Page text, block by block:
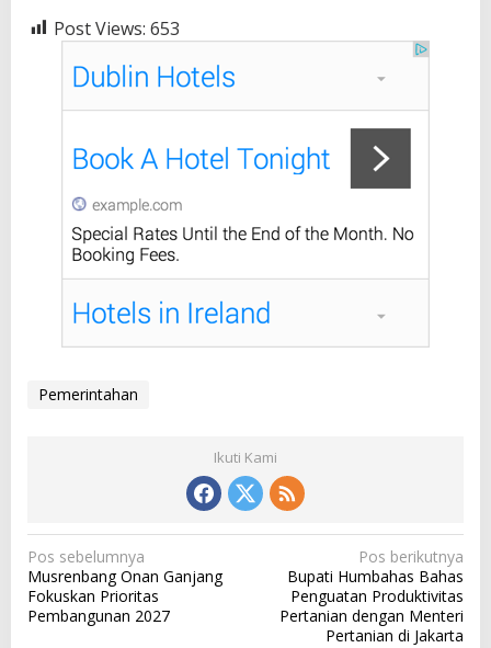
Post Views: 653
Pemerintahan
Ikuti Kami
N
a
v
Pos sebelumnya
Musrenbang Onan Ganjang
Fokuskan Prioritas
Pembangunan 2027
Pos berikutnya
Bupati Humbahas Bahas
Penguatan Produktivitas
Pertanian dengan Menteri
Pertanian di Jakarta